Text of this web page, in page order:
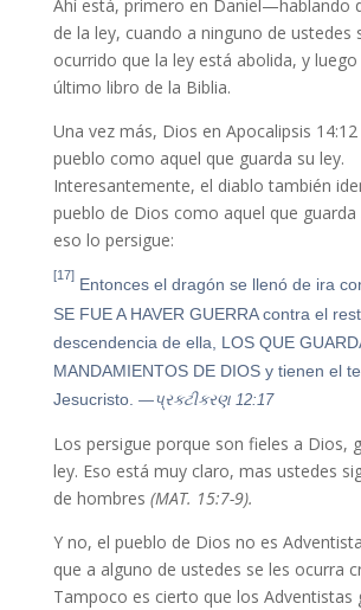
Ahí está, primero en Daniel—hablando
de la ley, cuando a ninguno de ustedes
ocurrido que la ley está abolida, y
último libro de la Biblia.
Una vez más, Dios en Apocalipsis
pueblo como aquel que guarda su ley.
Interesantemente, el diablo también
pueblo de Dios como aquel que guarda
eso lo persigue:
[17]Entonces el dragón se llenó de ira
SE FUE A HAVER GUERRA contra el
descendencia de ella, LOS QUE
MANDAMIENTOS DE DIOS y tienen el
Jesucristo. —પ્રકટીકરણ 12:17
Los persigue porque son fieles a Dios,
ley. Eso está muy claro, mas ustedes
de hombres (MAT. 15:7-9).
Y no, el pueblo de Dios no es
que a alguno de ustedes se les ocurra
Tampoco es cierto que los Adventistas